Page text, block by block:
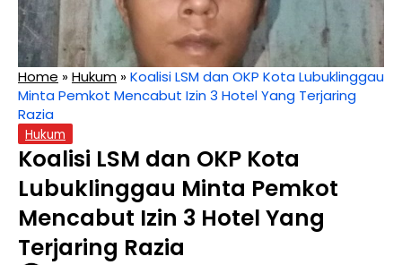
Home »Hukum »Koalisi LSM dan OKP Kota Lubuklinggau
Minta Pemkot Mencabut Izin 3 Hotel Yang Terjaring
Razia
Hukum
Koalisi LSM dan OKP Kota
Lubuklinggau Minta Pemkot
Mencabut Izin 3 Hotel Yang
Terjaring Razia